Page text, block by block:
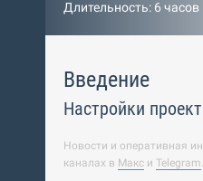
Длительность: 6 часов
Введение
Настройки
Новости и оперативная
каналах в Макс и Telegram.